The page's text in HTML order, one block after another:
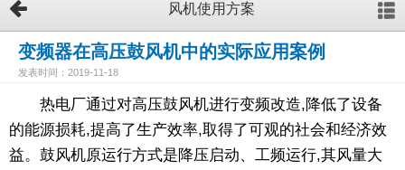
风机使用方案
变频器在高压鼓风机中的实际应用案例
发表时间：2019-11-18
热电厂通过对高压鼓风机进行变频改造,降低了设备
的能源损耗,提高了生产效率,取得了可观的社会和经济效
益。鼓风机原运行方式是降压启动、工频运行,其风量大